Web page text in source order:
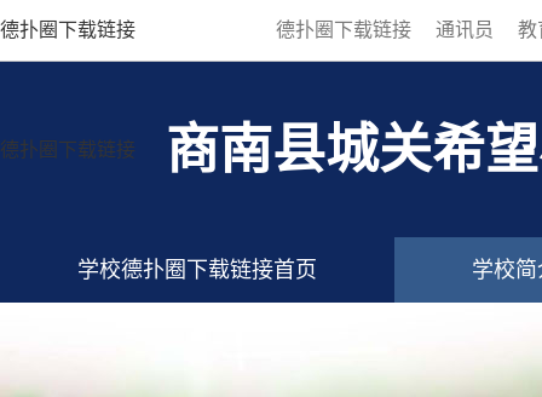
德扑圈下载链接 德扑圈下载链接 通讯员 教
德扑圈下载链接 商南县城关希
学校德扑圈下载链接首页 学校简